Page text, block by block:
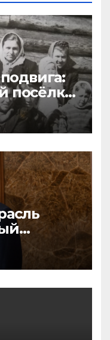
посёлка